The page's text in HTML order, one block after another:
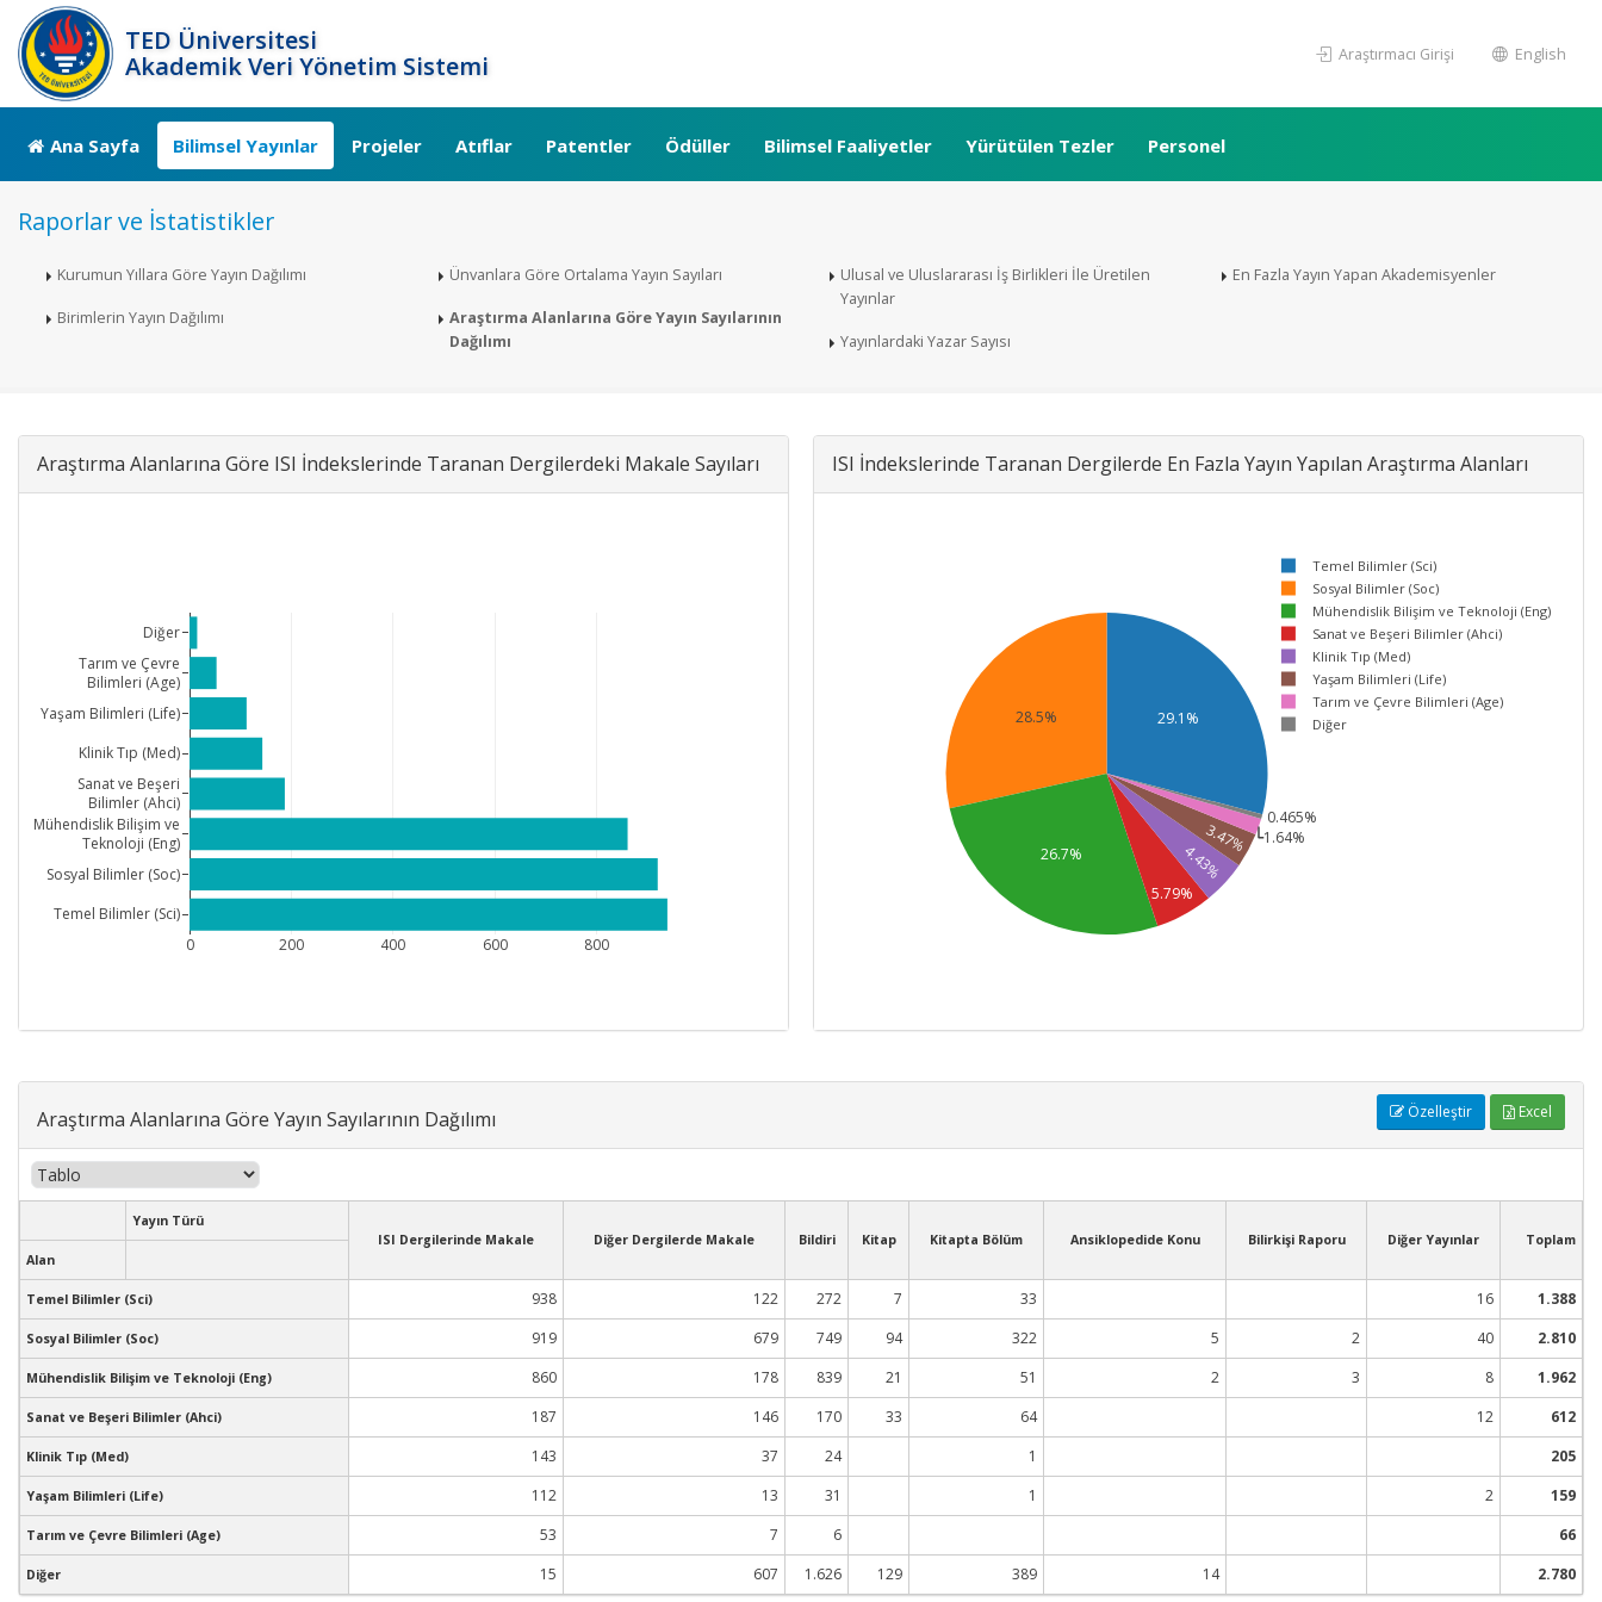
TED Üniversitesi
Akademik Veri Yönetim Sistemi
Araştırmacı Girişi English
Ana Sayfa Bilimsel Yayınlar Projeler Atıflar Patentler Ödüller Bilimsel Faaliyetler Yürütülen Tezler Personel
Raporlar ve İstatistikler
Kurumun Yıllara Göre Yayın Dağılımı
Birimlerin Yayın Dağılımı
Ünvanlara Göre Ortalama Yayın Sayıları
Araştırma Alanlarına Göre Yayın Sayılarının
Dağılımı
Ulusal ve Uluslararası İş Birlikleri İle Üretilen
Yayınlar
Yayınlardaki Yazar Sayısı
En Fazla Yayın Yapan Akademisyenler
Araştırma Alanlarına Göre ISI İndekslerinde Taranan Dergilerdeki Makale Sayıları
0 200 400 600 800
Temel Bilimler (Sci)
Sosyal Bilimler (Soc)
Mühendislik Bilişim ve
Teknoloji (Eng)
Sanat ve Beşeri
Bilimler (Ahci)
Klinik Tıp (Med)
Yaşam Bilimleri (Life)
Tarım ve Çevre
Bilimleri (Age)
Diğer
ISI İndekslerinde Taranan Dergilerde En Fazla Yayın Yapılan Araştırma Alanları
29.1%
28.5%
26.7%
5.79%
4.43%
3.47% 1.64%
0.465%
Temel Bilimler (Sci)
Sosyal Bilimler (Soc)
Mühendislik Bilişim ve Teknoloji (Eng)
Sanat ve Beşeri Bilimler (Ahci)
Klinik Tıp (Med)
Yaşam Bilimleri (Life)
Tarım ve Çevre Bilimleri (Age)
Diğer
Araştırma Alanlarına Göre Yayın Sayılarının Dağılımı Özelleştir Excel
Yayın Türü
ISI Dergilerinde Makale
Diğer Dergilerde Makale Bildiri Kitap Kitapta Bölüm Ansiklopedide Konu Bilirkişi Raporu Diğer Yayınlar
Toplam
Alan
Temel Bilimler (Sci) 938 122 272 7 33 16 1.388
Sosyal Bilimler (Soc) 919 679 749 94 322 5 2 40 2.810
Mühendislik Bilişim ve Teknoloji (Eng) 860 178 839 21 51 2 3 8 1.962
Sanat ve Beşeri Bilimler (Ahci) 187 146 170 33 64 12 612
Klinik Tıp (Med) 143 37 24 1 205
Yaşam Bilimleri (Life) 112 13 31 1 2 159
Tarım ve Çevre Bilimleri (Age) 53 7 6 66
Diğer 15 607 1.626 129 389 14 2.780